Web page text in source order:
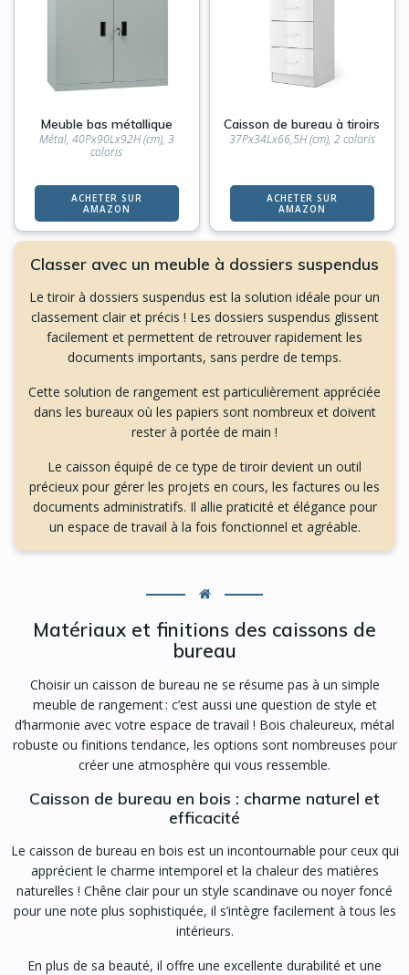
Meuble bas métallique
Métal, 40Px90Lx92H (cm), 3
coloris
ACHETER SUR
AMAZON
Caisson de bureau à tiroirs
37Px34Lx66,5H (cm), 2 coloris
ACHETER SUR
AMAZON
Classer avec un meuble à dossiers suspendus
Le tiroir à dossiers suspendus est la solution idéale pour un
classement clair et précis ! Les dossiers suspendus glissent
facilement et permettent de retrouver rapidement les
documents importants, sans perdre de temps.
Cette solution de rangement est particulièrement appréciée
dans les bureaux où les papiers sont nombreux et doivent
rester à portée de main !
Le caisson équipé de ce type de tiroir devient un outil
précieux pour gérer les projets en cours, les factures ou les
documents administratifs. Il allie praticité et élégance pour
un espace de travail à la fois fonctionnel et agréable.
Matériaux et finitions des caissons de
bureau
Choisir un caisson de bureau ne se résume pas à un simple
meuble de rangement : c’est aussi une question de style et
d’harmonie avec votre espace de travail ! Bois chaleureux, métal
robuste ou finitions tendance, les options sont nombreuses pour
créer une atmosphère qui vous ressemble.
Caisson de bureau en bois : charme naturel et
efficacité
Le caisson de bureau en bois est un incontournable pour ceux qui
apprécient le charme intemporel et la chaleur des matières
naturelles ! Chêne clair pour un style scandinave ou noyer foncé
pour une note plus sophistiquée, il s’intègre facilement à tous les
intérieurs.
En plus de sa beauté, il offre une excellente durabilité et une